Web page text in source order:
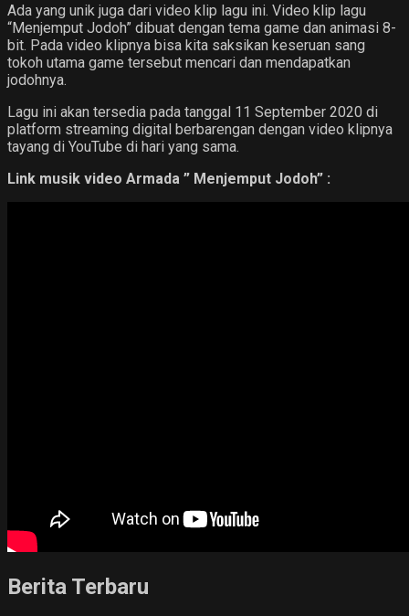
Ada yang unik juga dari video klip lagu ini. Video klip lagu
“Menjemput Jodoh” dibuat dengan tema game dan animasi 8-
bit. Pada video klipnya bisa kita saksikan keseruan sang
tokoh utama game tersebut mencari dan mendapatkan
jodohnya.
Lagu ini akan tersedia pada tanggal 11 September 2020 di
platform streaming digital berbarengan dengan video klipnya
tayang di YouTube di hari yang sama.
Link musik video Armada ” Menjemput Jodoh” :
Berita Terbaru